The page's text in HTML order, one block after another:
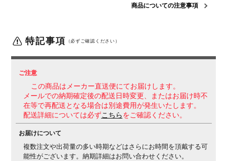
肘 固定肘(張りぐるみ肘)
キャスター なし
生産国
梱包数 3箱
保証について 1～3年保証(部位により保証期間が変わります) ※社団法
人日本オフィス家具協会(JOIFA)規定に基づく。
くは
よる返品・交換は承れない場合がございます。
商品についての注意事項
特記事項 （必ずご確認ください）
ご注意
この商品はメーカー直送便にてお届けします。
メールでの納期確定後の配送日時変更、またはお届け時不
在等で再配送となる場合は別途費用が発生いたします。
配送詳細については必ずこちら をご確認ください。
お届けについて
複数注文や出荷量の多い時期などはさらにお時間を頂戴する可
能性がございます。納期詳細はお問い合わせください。